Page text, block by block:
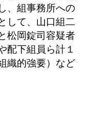
、組事務所への
して、山口組二
松岡錠司容疑者
配下組員ら計１
織的強要）など